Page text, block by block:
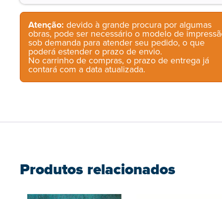
Atenção: devido à grande procura por algumas
obras, pode ser necessário o modelo de
sob demanda para atender seu pedido, o que
poderá estender o prazo de envio.
No carrinho de compras, o prazo de entrega já
contará com a data atualizada.
Produtos relacionados